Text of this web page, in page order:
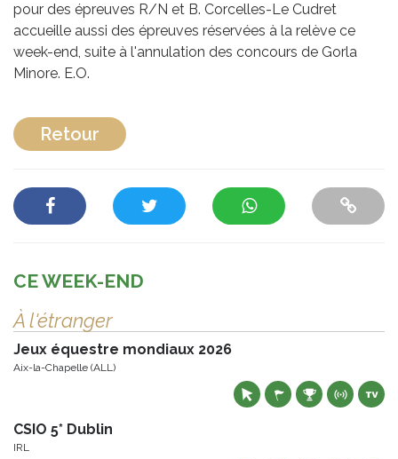
pour des épreuves R/N et B. Corcelles-Le Cudret
accueille aussi des épreuves réservées à la relève ce
week-end, suite à l'annulation des concours de Gorla
Minore. E.O.
Retour
CE WEEK-END
À l'étranger
Jeux équestre mondiaux 2026
Aix-la-Chapelle (ALL)
CSIO 5* Dublin
IRL